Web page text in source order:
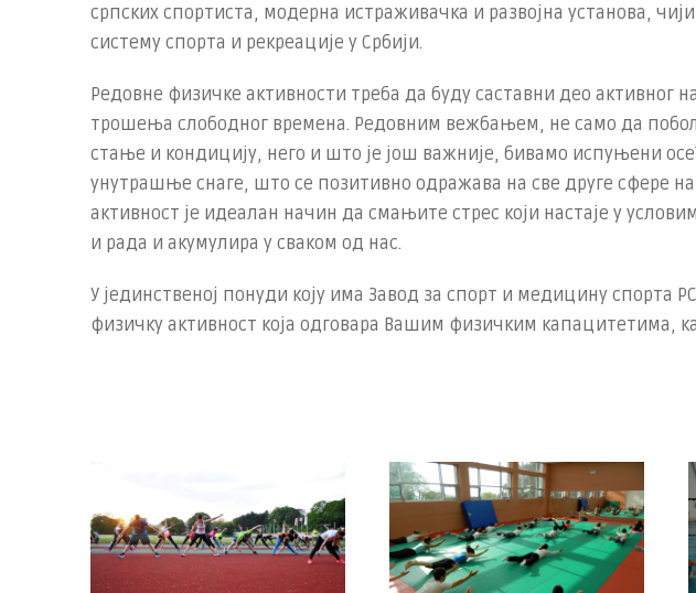
српских спортиста, модерна истраживачка и развојна установа,
систему спорта и рекреације у Србији.
Редовне физичке активности треба да буду саставни део активног
трошења слободног времена. Редовним вежбањем, не само да
стање и кондицију, него и што је још важније, бивамо испуњени
унутрашње снаге, што се позитивно одражава на све друге сфере
активност је идеалан начин да смањите стрес који настаје у
и рада и акумулира у сваком од нас.
У јединственој понуди коју има Завод за спорт и медицину спорта
физичку активност која одговара Вашим физичким капацитетима,